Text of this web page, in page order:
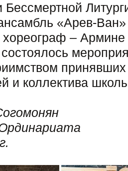
«Арев-
хореограф –
и коллектива